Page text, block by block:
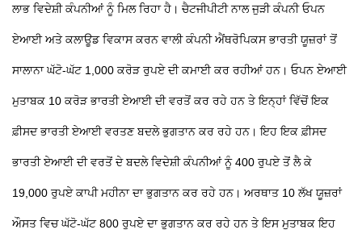
ਲਾਭ ਵਿਦੇਸ਼ੀ ਕੰਪਨੀਆਂ ਨੂੰ ਮਿਲ ਰਿਹਾ ਹੈ। ਚੈਟਜੀਪੀਟੀ ਨਾਲ ਜੁੜੀ ਕੰਪਨੀ ਓਪਨ
ਏਆਈ ਅਤੇ ਕਲਾਊਡ ਵਿਕਾਸ ਕਰਨ ਵਾਲੀ ਕੰਪਨੀ ਐਂਥਰੋਪਿਕਸ ਭਾਰਤੀ ਯੂਜ਼ਰਾਂ ਤੋਂ
ਸਾਲਾਨਾ ਘੱਟੋ-ਘੱਟ 1,000 ਕਰੋੜ ਰੁਪਏ ਦੀ ਕਮਾਈ ਕਰ ਰਹੀਆਂ ਹਨ। ਓਪਨ ਏਆਈ
ਮੁਤਾਬਕ 10 ਕਰੋੜ ਭਾਰਤੀ ਏਆਈ ਦੀ ਵਰਤੋਂ ਕਰ ਰਹੇ ਹਨ ਤੇ ਇਨ੍ਹਾਂ ਵਿੱਚੋਂ ਇਕ
ਫ਼ੀਸਦ ਭਾਰਤੀ ਏਆਈ ਵਰਤਣ ਬਦਲੇ ਭੁਗਤਾਨ ਕਰ ਰਹੇ ਹਨ। ਇਹ ਇਕ ਫ਼ੀਸਦ
ਭਾਰਤੀ ਏਆਈ ਦੀ ਵਰਤੋਂ ਦੇ ਬਦਲੇ ਵਿਦੇਸ਼ੀ ਕੰਪਨੀਆਂ ਨੂੰ 400 ਰੁਪਏ ਤੋਂ ਲੈ ਕੇ
19,000 ਰੁਪਏ ਕਾਪੀ ਮਹੀਨਾ ਦਾ ਭੁਗਤਾਨ ਕਰ ਰਹੇ ਹਨ। ਅਰਥਾਤ 10 ਲੱਖ ਯੂਜ਼ਰਾਂ
ਔਸਤ ਵਿਚ ਘੱਟੋ-ਘੱਟ 800 ਰੁਪਏ ਦਾ ਭੁਗਤਾਨ ਕਰ ਰਹੇ ਹਨ ਤੇ ਇਸ ਮੁਤਾਬਕ ਇਹ